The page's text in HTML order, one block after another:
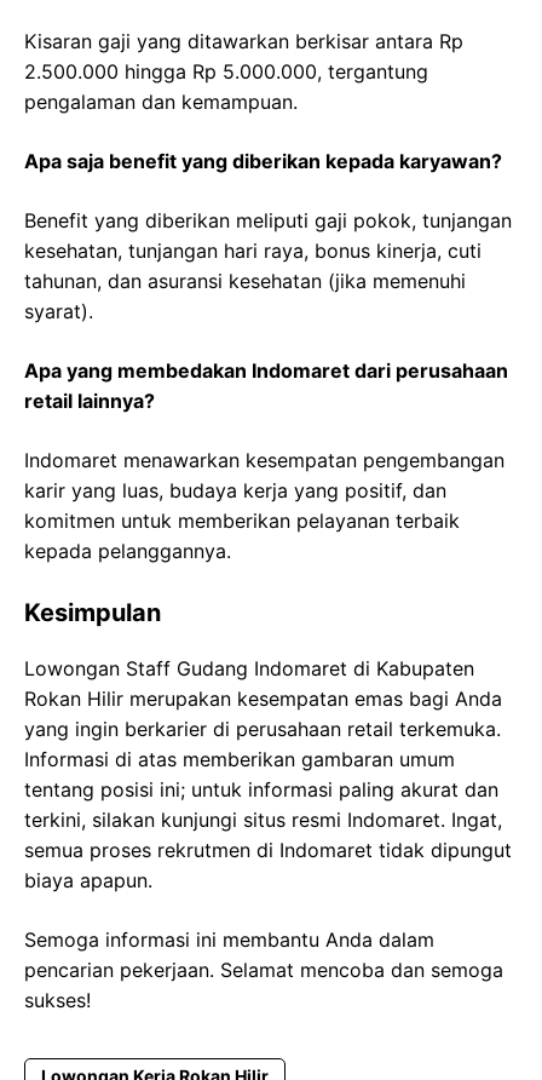
Kisaran gaji yang ditawarkan berkisar antara Rp
2.500.000 hingga Rp 5.000.000, tergantung
pengalaman dan kemampuan.
Apa saja benefit yang diberikan kepada karyawan?
Benefit yang diberikan meliputi gaji pokok, tunjangan
kesehatan, tunjangan hari raya, bonus kinerja, cuti
tahunan, dan asuransi kesehatan (jika memenuhi
syarat).
Apa yang membedakan Indomaret dari perusahaan
retail lainnya?
Indomaret menawarkan kesempatan pengembangan
karir yang luas, budaya kerja yang positif, dan
komitmen untuk memberikan pelayanan terbaik
kepada pelanggannya.
Kesimpulan
Lowongan Staff Gudang Indomaret di Kabupaten
Rokan Hilir merupakan kesempatan emas bagi Anda
yang ingin berkarier di perusahaan retail terkemuka.
Informasi di atas memberikan gambaran umum
tentang posisi ini; untuk informasi paling akurat dan
terkini, silakan kunjungi situs resmi Indomaret. Ingat,
semua proses rekrutmen di Indomaret tidak dipungut
biaya apapun.
Semoga informasi ini membantu Anda dalam
pencarian pekerjaan. Selamat mencoba dan semoga
sukses!
Lowongan Kerja Rokan Hilir